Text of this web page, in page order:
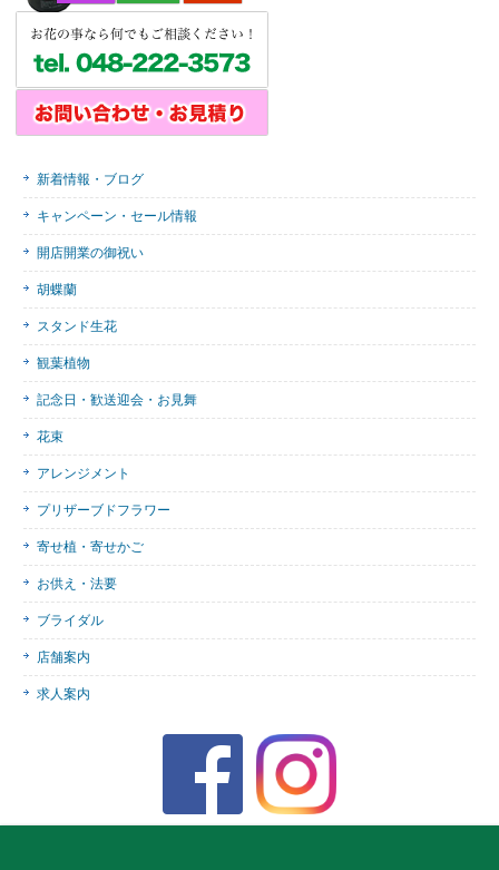
新着情報・ブログ
キャンペーン・セール情報
開店開業の御祝い
胡蝶蘭
スタンド生花
観葉植物
記念日・歓送迎会・お見舞
花束
アレンジメント
プリザーブドフラワー
寄せ植・寄せかご
お供え・法要
ブライダル
店舗案内
求人案内